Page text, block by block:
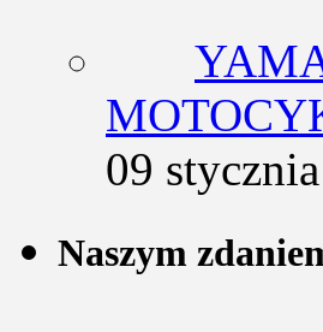
09
Naszym